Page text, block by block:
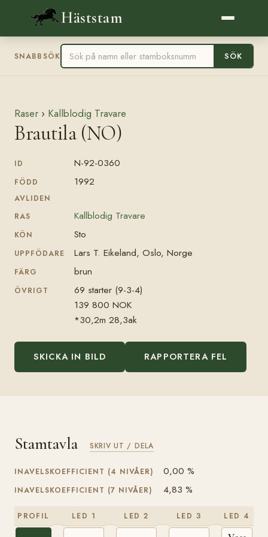
Häststam
SNABBSÖK SÖK
Raser › Kallblodig Travare
Brautila (NO)
ID N-92-0360
FÖDD 1992
AVLIDEN
RAS
Kallblodig Travare
KÖN Sto
UPPFÖDARE Lars T. Eikeland, Oslo, Norge
FÄRG brun
ÖVRIGT
69 starter (9-3-4)
139 800 NOK
*30,2m 28,3ak
SKICKA IN BILD RAPPORTERA FEL
Stamtavla SKRIV UT / DELA
INAVELSKOEFFICIENT (4 NIVÅER) 0,00 %
INAVELSKOEFFICIENT (7 NIVÅER) 4,83 %
PROFIL LED 1 LED 2 LED 3 LED 4